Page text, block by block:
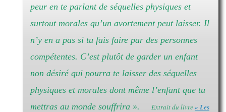
peur en te parlant de séquelles physiques et
surtout morales qu’un avortement peut laisser. Il
n’y en a pas si tu fais faire par des personnes
compétentes. C’est plutôt de garder un enfant
non désiré qui pourra te laisser des séquelles
physiques et morales dont même l’enfant que tu
mettras au monde souffrira ».
Extrait du livre « Les